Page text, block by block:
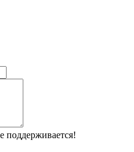
поддерживается!